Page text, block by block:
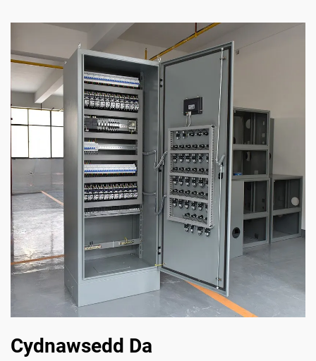
Cydnawsedd Da